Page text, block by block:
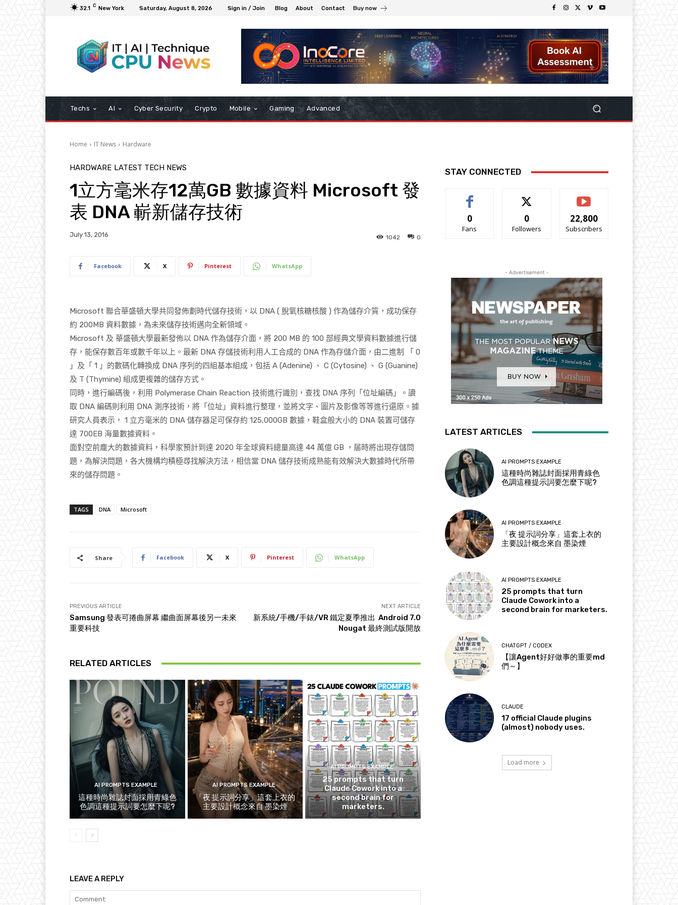
32.1 C New York Saturday, August 8, 2026 Sign in / Join Blog About Contact Buy now
Techs AI Cyber Security Crypto Mobile Gaming Advanced
Home IT News Hardware
HARDWARE LATEST TECH NEWS
1立方毫米存12萬GB 數據資料 Microsoft 發
表 DNA 嶄新儲存技術
July 13, 2016 0
1042
Facebook X Pinterest WhatsApp
Microsoft 聯合華盛頓大學共同發佈劃時代儲存技術，以 DNA ( 脫氧核糖核酸 ) 作為儲存介質，成功保存
約 200MB 資料數據，為未來儲存技術邁向全新領域。
Microsoft 及 華盛頓大學最新發佈以 DNA 作為儲存介面，將 200 MB 的 100 部經典文學資料數據進行儲
存，能保存數百年或數千年以上。最新 DNA 存儲技術利用人工合成的 DNA 作為存儲介面，由二進制 「 0
」及「 1 」的數碼化轉換成 DNA 序列的四組基本組成，包括 A (Adenine) 、 C (Cytosine) 、 G (Guanine)
及 T (Thymine) 組成更複雜的儲存方式。
同時，進行編碼後，利用 Polymerase Chain Reaction 技術進行識別，查找 DNA 序列「位址編碼」。讀
取 DNA 編碼則利用 DNA 測序技術，將「位址」資料進行整理，並將文字、圖片及影像等等進行還原。據
研究人員表示， 1 立方毫米的 DNA 儲存器足可保存約 125,000GB 數據，鞋盒般大小的 DNA 裝置可儲存
達 700EB 海量數據資料。
面對空前龐大的數據資料，科學家預計到達 2020 年全球資料總量高達 44 萬億 GB
，届時將出現存儲問
題，為解決問題，各大機構均積極尋找解決方法，相信當 DNA 儲存技術成熟能有效解決大數據時代所帶
來的儲存問題。
TAGS DNA Microsoft
Share Facebook X Pinterest WhatsApp
PREVIOUS ARTICLE
Samsung 發表可捲曲屏幕 繼曲面屏幕後另一未來
重要科技
NEXT ARTICLE
新系統/手機/手錶/VR 鐵定夏季推出 Android 7.0
Nougat 最終測試版開放
RELATED ARTICLES
AI PROMPTS EXAMPLE
這種時尚雜誌封面採用青綠色
色調這種提示詞要怎麼下呢?
AI PROMPTS EXAMPLE
「夜 提示詞分享」這套上衣的
主要設計概念來自 墨染煙
AI PROMPTS EXAMPLE
25 prompts that turn
Claude Cowork into a
second brain for
marketers.
LEAVE A REPLY
STAY CONNECTED
0
Fans
0
Followers
22,800
Subscribers
- Advertisement -
LATEST ARTICLES
AI PROMPTS EXAMPLE
這種時尚雜誌封面採用青綠色
色調這種提示詞要怎麼下呢?
AI PROMPTS EXAMPLE
「夜 提示詞分享」這套上衣的
主要設計概念來自 墨染煙
AI PROMPTS EXAMPLE
25 prompts that turn
Claude Cowork into a
second brain for marketers.
CHATGPT / CODEX
【讓Agent好好做事的重要md
們～】
CLAUDE
17 official Claude plugins
(almost) nobody uses.
Load more